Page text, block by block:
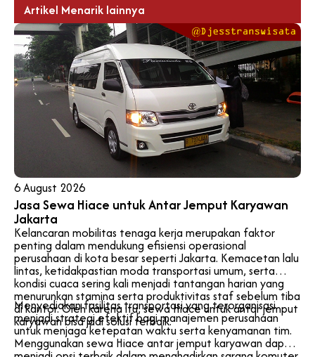
Artikel Menarik lainnya
6 August 2026
Jasa Sewa Hiace untuk Antar Jemput Karyawan
Jakarta
Kelancaran mobilitas tenaga kerja merupakan faktor
penting dalam mendukung efisiensi operasional
perusahaan di kota besar seperti Jakarta. Kemacetan lalu
lintas, ketidakpastian moda transportasi umum, serta
kondisi cuaca sering kali menjadi tantangan harian yang
menurunkan stamina serta produktivitas staf sebelum tiba
di kantor. Oleh karena itu, sewa Hiace untuk antar jemput
karyawan bisa jadi solusi terbaik.
Menyediakan fasilitas transportasi yang terorganisasi
menjadi strategi efektif bagi manajemen perusahaan
untuk menjaga ketepatan waktu serta kenyamanan tim.
Menggunakan sewa Hiace antar jemput karyawan dapat